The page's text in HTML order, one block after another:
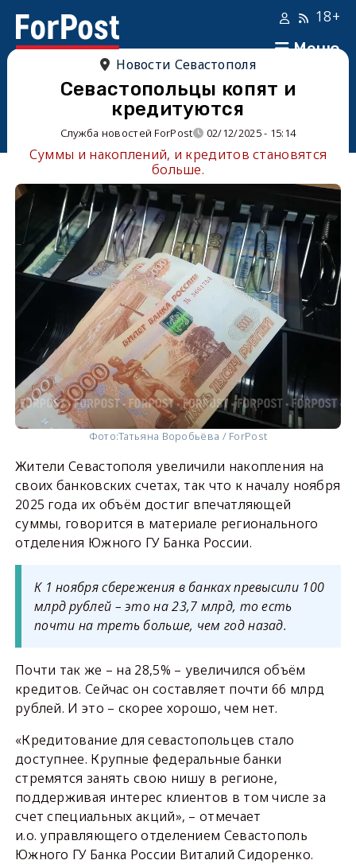
Меню
18+
Новости Севастополя
Севастопольцы копят и
кредитуются
Служба новостей ForPost 02/12/2025 - 15:14
Суммы и накоплений, и кредитов становятся
больше.
Фото:Татьяна Воробьёва / ForPost
Жители Севастополя увеличили накопления на
своих банковских счетах, так что к началу ноября
2025 года их объём достиг впечатляющей
суммы, говорится в материале регионального
отделения Южного ГУ Банка России.
К 1 ноября сбережения в банках превысили 100
млрд рублей – это на 23,7 млрд, то есть
почти на треть больше, чем год назад.
Почти так же – на 28,5% – увеличился объём
кредитов. Сейчас он составляет почти 66 млрд
рублей. И это – скорее хорошо, чем нет.
«Кредитование для севастопольцев стало
доступнее. Крупные федеральные банки
стремятся занять свою нишу в регионе,
поддерживая интерес клиентов в том числе за
счет специальных акций», – отмечает
и.о. управляющего отделением Севастополь
Южного ГУ Банка России Виталий Сидоренко.